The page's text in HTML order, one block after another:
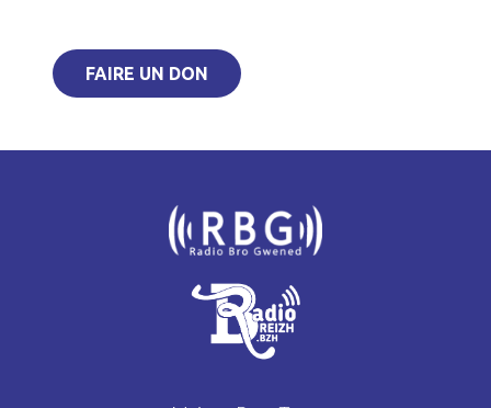
FAIRE UN DON